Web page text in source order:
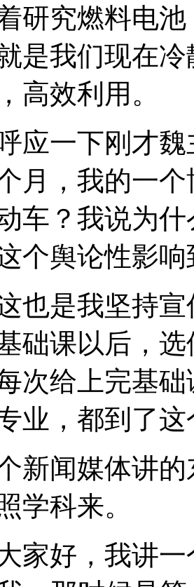
研究燃料电
是我们现在
高效利用。
应一下刚才
月，我的一
车？我说为
个舆论性影
也是我坚持
础课以后，
次给上完基
业，都到了
新闻媒体讲
学科来。
家好，我讲